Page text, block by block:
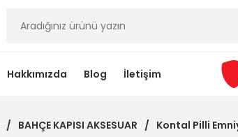
Hakkımızda Blog İletişim
BAHÇE KAPISI AKSESUAR Kontal Pilli